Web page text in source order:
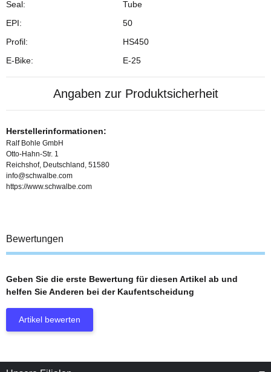
Seal:
Tube
EPI:
50
Profil:
HS450
E-Bike:
E-25
Angaben zur Produktsicherheit
Herstellerinformationen:
Ralf Bohle GmbH
Otto-Hahn-Str. 1
Reichshof, Deutschland, 51580
info@schwalbe.com
https://www.schwalbe.com
Bewertungen
Geben Sie die erste Bewertung für diesen Artikel ab und
helfen Sie Anderen bei der Kaufentscheidung
Artikel bewerten